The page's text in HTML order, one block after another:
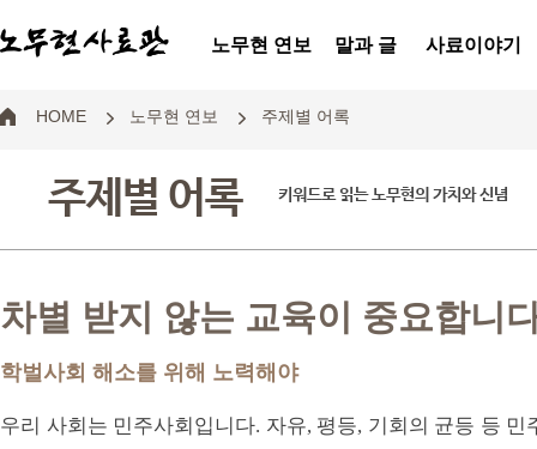
노무현 연보 말과 글 사료이야기
HOME 노무현 연보 주제별 어록
주제별 어록 키워드로 읽는 노무현의 가치와 신념
차별 받지 않는 교육이 중요합니
학벌사회 해소를 위해 노력해야
우리 사회는 민주사회입니다. 자유, 평등, 기회의 균등 등